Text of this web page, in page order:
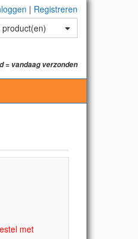
| Registreren
product(en)
= vandaag verzonden
met